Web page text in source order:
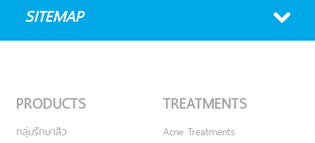
SITEMAP
PRODUCTS
กลุ่มรักษาสิว
TREATMENTS
Acne Treatments